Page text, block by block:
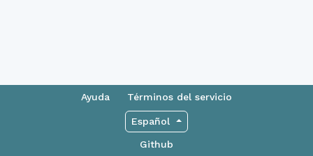
Ayuda Términos del servicio
Español
Github